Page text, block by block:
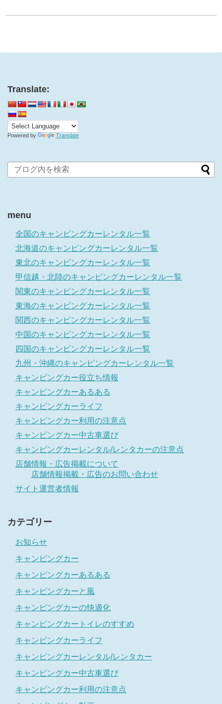
Translate:
Powered by Translate
menu
全国のキャンピングカーレンタル一覧
北海道のキャンピングカーレンタル一覧
東北のキャンピングカーレンタル一覧
甲信越・北陸のキャンピングカーレンタル一覧
関東のキャンピングカーレンタル一覧
東海のキャンピングカーレンタル一覧
関西のキャンピングカーレンタル一覧
中国のキャンピングカーレンタル一覧
四国のキャンピングカーレンタル一覧
九州・沖縄のキャンピングカーレンタル一覧
キャンピングカー役立ち情報
キャンピングカーあるある
キャンピングカーライフ
キャンピングカー利用の注意点
キャンピングカー中古車選び
キャンピングカーレンタル/レンタカーの注意点
店舗情報・広告掲載について
店舗情報掲載・広告のお問い合わせ
サイト運営者情報
カテゴリー
お知らせ
キャンピングカー
キャンピングカーあるある
キャンピングカーと風
キャンピングカーの快適化
キャンピングカートイレのすすめ
キャンピングカーライフ
キャンピングカーレンタル/レンタカー
キャンピングカー中古車選び
キャンピングカー利用の注意点